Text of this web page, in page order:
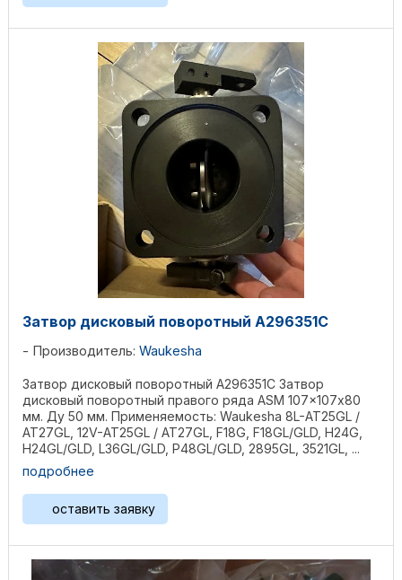
Затвор дисковый поворотный A296351C
Производитель: Waukesha
Затвор дисковый поворотный A296351C Затвор
дисковый поворотный правого ряда ASM 107x107х80
мм. Ду 50 мм. Применяемость: Waukesha 8L-AT25GL /
AT27GL, 12V-AT25GL / AT27GL, F18G, F18GL/GLD, H24G,
H24GL/GLD, L36GL/GLD, P48GL/GLD, 2895GL, 3521GL, ...
подробнее
оставить заявку